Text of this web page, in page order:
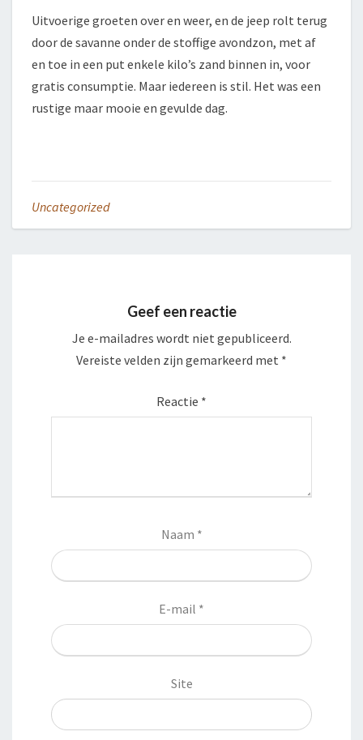
Uitvoerige groeten over en weer, en de jeep rolt terug
door de savanne onder de stoffige avondzon, met af
en toe in een put enkele kilo’s zand binnen in, voor
gratis consumptie. Maar iedereen is stil. Het was een
rustige maar mooie en gevulde dag.
Uncategorized
Geef een reactie
Je e-mailadres wordt niet gepubliceerd.
Vereiste velden zijn gemarkeerd met *
Reactie *
Naam *
E-mail *
Site